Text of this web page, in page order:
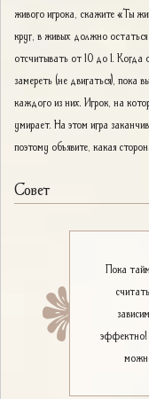
живого игрока, скажите «Ты
круг, в живых должно остаться
отсчитывать от 10 до 1. Когда
замереть (не двигаться), пока
каждого из них. Игрок, на
умирает. На этом игра
поэтому объявите, какая
Совет
Пока
эффектно!